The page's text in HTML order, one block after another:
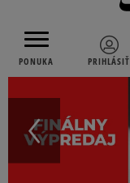
PONUKA PRIHLÁSIŤ